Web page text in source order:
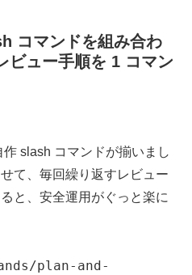
コマンドを組み合わ
ビュー手順を 1 コマン
slash コマンドが揃いまし
て、毎回繰り返すレビュー
と、安全運用がぐっと楽に
plan-and-